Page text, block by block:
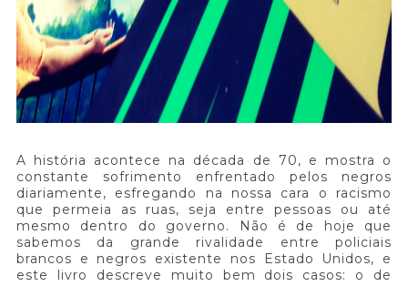
A história acontece na década de 70, e mostra o
constante sofrimento enfrentado pelos negros
diariamente, esfregando na nossa cara o racismo
que permeia as ruas, seja entre pessoas ou até
mesmo dentro do governo. Não é de hoje que
sabemos da grande rivalidade entre policiais
brancos e negros existente nos Estado Unidos, e
este livro descreve muito bem dois casos: o de